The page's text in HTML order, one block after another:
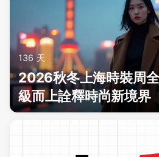
136 天
2026秋冬上海時裝周
級而上詮釋時尚新境界